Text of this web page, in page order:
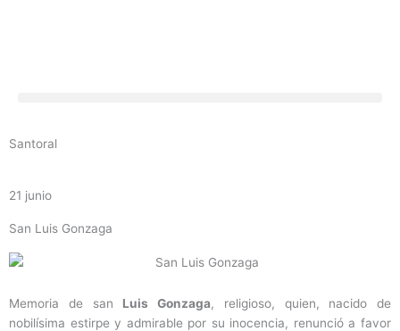
Santoral
21 junio
San Luis Gonzaga
Memoria de san Luis Gonzaga, religioso, quien, nacido de
nobilísima estirpe y admirable por su inocencia, renunció a favor